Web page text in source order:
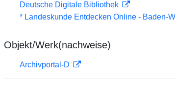
Deutsche Digitale Bibliothek
* Landeskunde Entdecken Online - Baden-
Objekt/Werk(nachweise)
Archivportal-D